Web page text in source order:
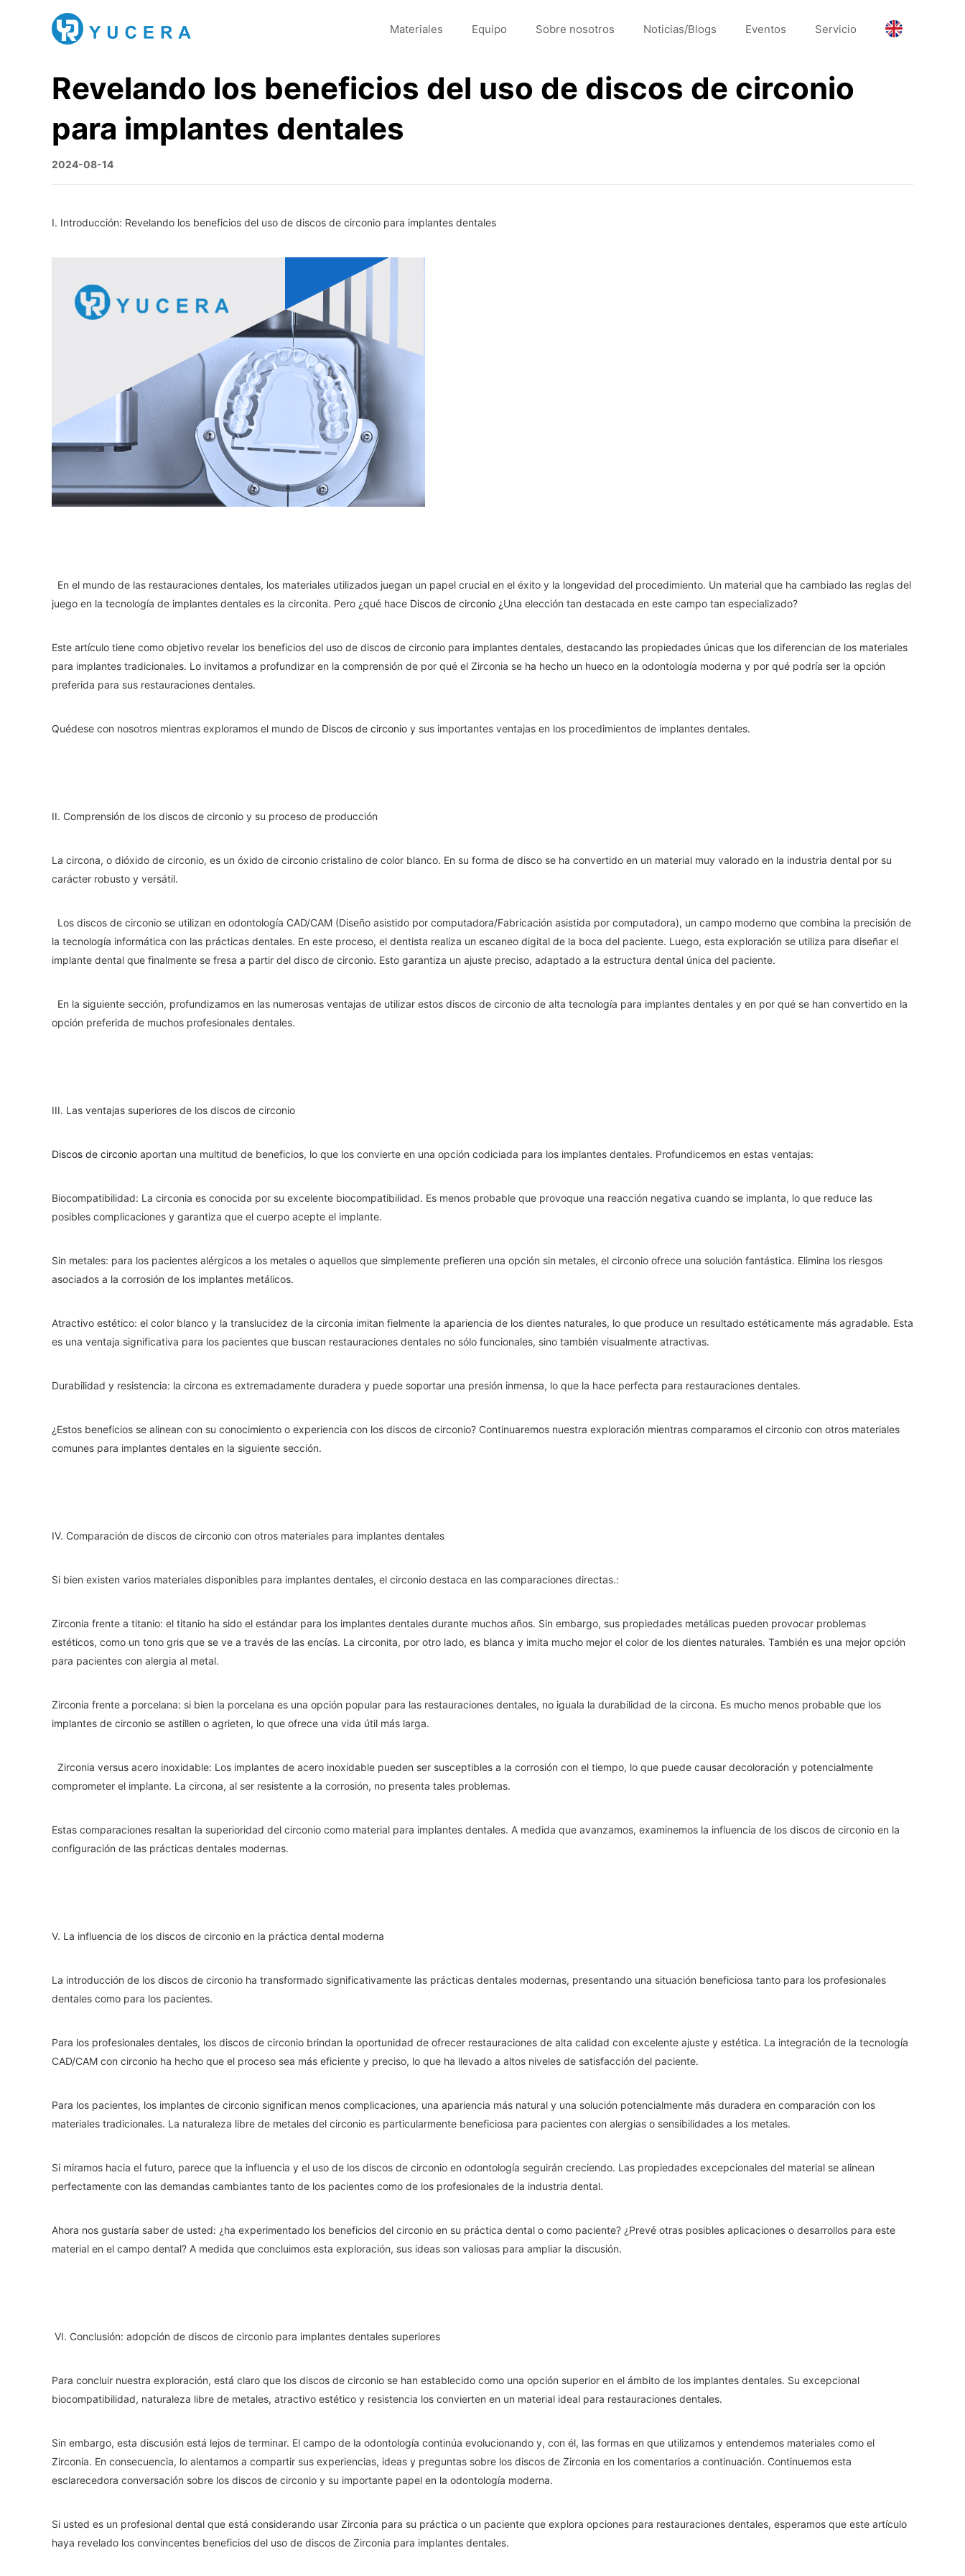
Materiales Equipo Sobre nosotros Noticias/Blogs Eventos Servicio
Revelando los beneficios del uso de discos de circonio
para implantes dentales
2024-08-14
I. Introducción: Revelando los beneficios del uso de discos de circonio para implantes dentales
En el mundo de las restauraciones dentales, los materiales utilizados juegan un papel crucial en el éxito y la longevidad del procedimiento. Un material que ha cambiado las reglas del
juego en la tecnología de implantes dentales es la circonita. Pero ¿qué hace Discos de circonio ¿Una elección tan destacada en este campo tan especializado?
Este artículo tiene como objetivo revelar los beneficios del uso de discos de circonio para implantes dentales, destacando las propiedades únicas que los diferencian de los materiales
para implantes tradicionales. Lo invitamos a profundizar en la comprensión de por qué el Zirconia se ha hecho un hueco en la odontología moderna y por qué podría ser la opción
preferida para sus restauraciones dentales.
Quédese con nosotros mientras exploramos el mundo de Discos de circonio y sus importantes ventajas en los procedimientos de implantes dentales.
II. Comprensión de los discos de circonio y su proceso de producción
La circona, o dióxido de circonio, es un óxido de circonio cristalino de color blanco. En su forma de disco se ha convertido en un material muy valorado en la industria dental por su
carácter robusto y versátil.
Los discos de circonio se utilizan en odontología CAD/CAM (Diseño asistido por computadora/Fabricación asistida por computadora), un campo moderno que combina la precisión de
la tecnología informática con las prácticas dentales. En este proceso, el dentista realiza un escaneo digital de la boca del paciente. Luego, esta exploración se utiliza para diseñar el
implante dental que finalmente se fresa a partir del disco de circonio. Esto garantiza un ajuste preciso, adaptado a la estructura dental única del paciente.
En la siguiente sección, profundizamos en las numerosas ventajas de utilizar estos discos de circonio de alta tecnología para implantes dentales y en por qué se han convertido en la
opción preferida de muchos profesionales dentales.
III. Las ventajas superiores de los discos de circonio
Discos de circonio aportan una multitud de beneficios, lo que los convierte en una opción codiciada para los implantes dentales. Profundicemos en estas ventajas:
Biocompatibilidad: La circonia es conocida por su excelente biocompatibilidad. Es menos probable que provoque una reacción negativa cuando se implanta, lo que reduce las
posibles complicaciones y garantiza que el cuerpo acepte el implante.
Sin metales: para los pacientes alérgicos a los metales o aquellos que simplemente prefieren una opción sin metales, el circonio ofrece una solución fantástica. Elimina los riesgos
asociados a la corrosión de los implantes metálicos.
Atractivo estético: el color blanco y la translucidez de la circonia imitan fielmente la apariencia de los dientes naturales, lo que produce un resultado estéticamente más agradable. Esta
es una ventaja significativa para los pacientes que buscan restauraciones dentales no sólo funcionales, sino también visualmente atractivas.
Durabilidad y resistencia: la circona es extremadamente duradera y puede soportar una presión inmensa, lo que la hace perfecta para restauraciones dentales.
¿Estos beneficios se alinean con su conocimiento o experiencia con los discos de circonio? Continuaremos nuestra exploración mientras comparamos el circonio con otros materiales
comunes para implantes dentales en la siguiente sección.
IV. Comparación de discos de circonio con otros materiales para implantes dentales
Si bien existen varios materiales disponibles para implantes dentales, el circonio destaca en las comparaciones directas.:
Zirconia frente a titanio: el titanio ha sido el estándar para los implantes dentales durante muchos años. Sin embargo, sus propiedades metálicas pueden provocar problemas
estéticos, como un tono gris que se ve a través de las encías. La circonita, por otro lado, es blanca y imita mucho mejor el color de los dientes naturales. También es una mejor opción
para pacientes con alergia al metal.
Zirconia frente a porcelana: si bien la porcelana es una opción popular para las restauraciones dentales, no iguala la durabilidad de la circona. Es mucho menos probable que los
implantes de circonio se astillen o agrieten, lo que ofrece una vida útil más larga.
Zirconia versus acero inoxidable: Los implantes de acero inoxidable pueden ser susceptibles a la corrosión con el tiempo, lo que puede causar decoloración y potencialmente
comprometer el implante. La circona, al ser resistente a la corrosión, no presenta tales problemas.
Estas comparaciones resaltan la superioridad del circonio como material para implantes dentales. A medida que avanzamos, examinemos la influencia de los discos de circonio en la
configuración de las prácticas dentales modernas.
V. La influencia de los discos de circonio en la práctica dental moderna
La introducción de los discos de circonio ha transformado significativamente las prácticas dentales modernas, presentando una situación beneficiosa tanto para los profesionales
dentales como para los pacientes.
Para los profesionales dentales, los discos de circonio brindan la oportunidad de ofrecer restauraciones de alta calidad con excelente ajuste y estética. La integración de la tecnología
CAD/CAM con circonio ha hecho que el proceso sea más eficiente y preciso, lo que ha llevado a altos niveles de satisfacción del paciente.
Para los pacientes, los implantes de circonio significan menos complicaciones, una apariencia más natural y una solución potencialmente más duradera en comparación con los
materiales tradicionales. La naturaleza libre de metales del circonio es particularmente beneficiosa para pacientes con alergias o sensibilidades a los metales.
Si miramos hacia el futuro, parece que la influencia y el uso de los discos de circonio en odontología seguirán creciendo. Las propiedades excepcionales del material se alinean
perfectamente con las demandas cambiantes tanto de los pacientes como de los profesionales de la industria dental.
Ahora nos gustaría saber de usted: ¿ha experimentado los beneficios del circonio en su práctica dental o como paciente? ¿Prevé otras posibles aplicaciones o desarrollos para este
material en el campo dental? A medida que concluimos esta exploración, sus ideas son valiosas para ampliar la discusión.
VI. Conclusión: adopción de discos de circonio para implantes dentales superiores
Para concluir nuestra exploración, está claro que los discos de circonio se han establecido como una opción superior en el ámbito de los implantes dentales. Su excepcional
biocompatibilidad, naturaleza libre de metales, atractivo estético y resistencia los convierten en un material ideal para restauraciones dentales.
Sin embargo, esta discusión está lejos de terminar. El campo de la odontología continúa evolucionando y, con él, las formas en que utilizamos y entendemos materiales como el
Zirconia. En consecuencia, lo alentamos a compartir sus experiencias, ideas y preguntas sobre los discos de Zirconia en los comentarios a continuación. Continuemos esta
esclarecedora conversación sobre los discos de circonio y su importante papel en la odontología moderna.
Si usted es un profesional dental que está considerando usar Zirconia para su práctica o un paciente que explora opciones para restauraciones dentales, esperamos que este artículo
haya revelado los convincentes beneficios del uso de discos de Zirconia para implantes dentales.